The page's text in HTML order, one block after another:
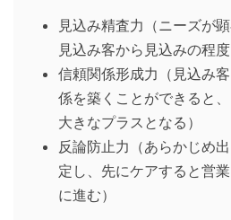
見込み精査力（ニーズが
見込み客から見込みの程
信頼関係形成力（見込み
係を築くことができると
大きなプラスとなる）
反論防止力（あらかじめ
定し、先にケアすると営
に進む）